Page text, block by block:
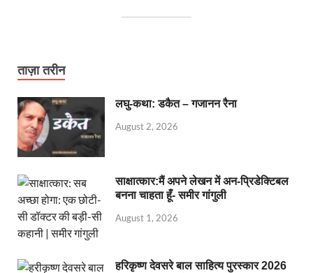
ताज़ा तरीन
लघु-कथा: डकैत – गजानन रैना
August 2, 2026
साक्षात्कार:मैं अपने लेखन में अन-प्रिडेक्टिबल
बनना चाहता हूँ- समीर गांगुली
August 1, 2026
हरिकृष्ण देवसरे बाल साहित्य पुरस्कार 2026